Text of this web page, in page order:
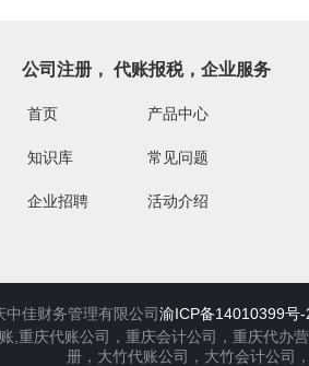
公司注册， 代账报税，企业服务
首页 产品中心
知识库 常见问题
企业招聘 活动介绍
中佳财务管理有限公司渝ICP备14010399号-
,重庆代账公司，重庆会计公司，重庆代办
册，大竹代账公司，大竹会计公司